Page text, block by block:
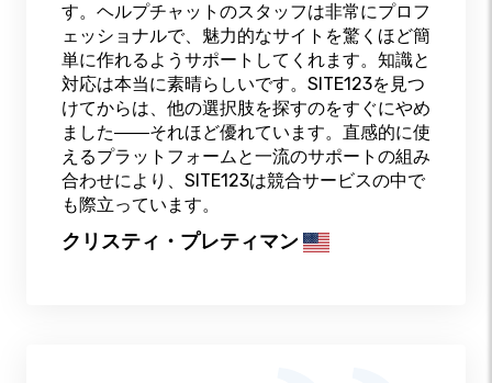
す。ヘルプチャットのスタッフは非常にプロフ
ェッショナルで、魅力的なサイトを驚くほど簡
単に作れるようサポートしてくれます。知識と
対応は本当に素晴らしいです。SITE123を見つ
けてからは、他の選択肢を探すのをすぐにやめ
ました――それほど優れています。直感的に使
えるプラットフォームと一流のサポートの組み
合わせにより、SITE123は競合サービスの中で
も際立っています。
クリスティ・プレティマン